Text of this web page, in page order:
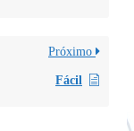
Próximo
Fácil